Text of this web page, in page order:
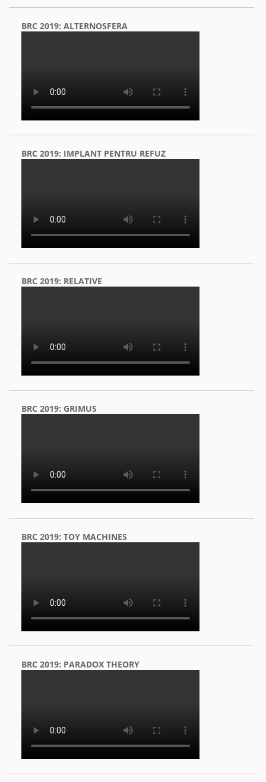
BRC 2019: ALTERNOSFERA
BRC 2019: IMPLANT PENTRU REFUZ
BRC 2019: RELATIVE
BRC 2019: GRIMUS
BRC 2019: TOY MACHINES
BRC 2019: PARADOX THEORY